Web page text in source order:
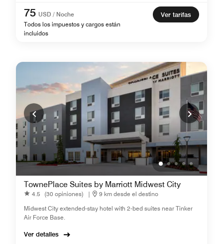
75 USD / Noche
Todos los impuestos y cargos están
incluidos
Ver tarifas
TownePlace Suites by Marriott Midwest City
4.5 (30 opiniones) |
9 km desde el destino
Midwest City extended-stay hotel with 2-bed suites near Tinker
Air Force Base.
Ver detalles